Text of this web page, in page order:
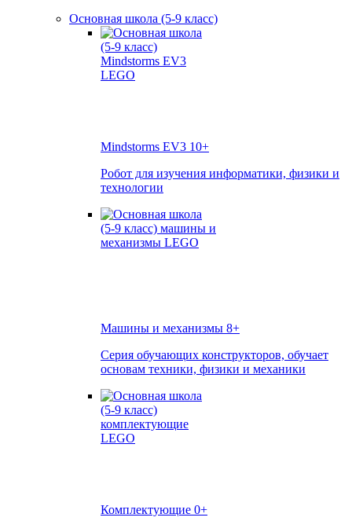
Основная школа (5-9 класс)
Mindstorms EV3 10+
Робот для изучения информатики, физики и
технологии
Машины и механизмы 8+
Серия обучающих конструкторов, обучает
основам техники, физики и механики
Комплектующие 0+